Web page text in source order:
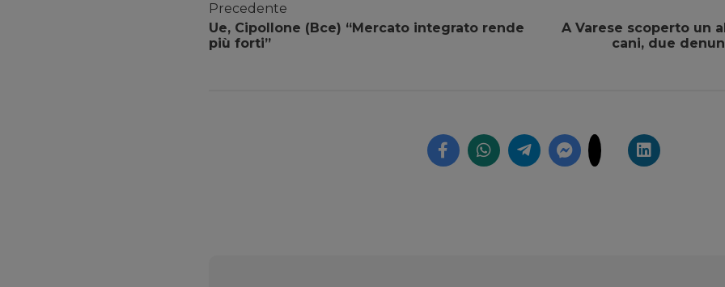
Precedente
Ue, Cipollone (Bce) “Mercato integrato rende
più forti”
A Varese scoperto un
cani, due